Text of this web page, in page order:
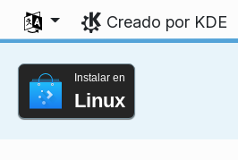
Seleccione su idioma
Creado por KDE
Instalar en
Linux